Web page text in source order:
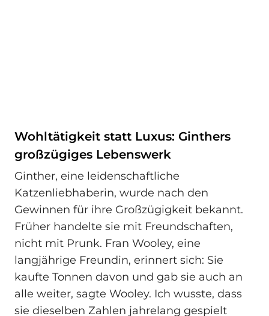
Wohltätigkeit statt Luxus: Ginthers
großzügiges Lebenswerk
Ginther, eine leidenschaftliche
Katzenliebhaberin, wurde nach den
Gewinnen für ihre Großzügigkeit bekannt.
Früher handelte sie mit Freundschaften,
nicht mit Prunk. Fran Wooley, eine
langjährige Freundin, erinnert sich: Sie
kaufte Tonnen davon und gab sie auch an
alle weiter, sagte Wooley. Ich wusste, dass
sie dieselben Zahlen jahrelang gespielt